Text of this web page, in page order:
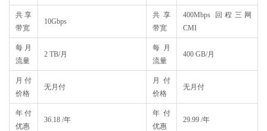
共享
带宽
10Gbps
共享
带宽
400Mbps 回程三网
CMI
每月
流量
2 TB/月
每月
流量
400 GB/月
月付
价格
无月付
月付
价格
无月付
年付
优惠
36.18 /年
年付
优惠
29.99 /年